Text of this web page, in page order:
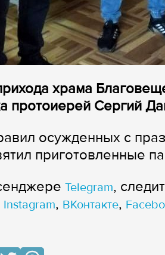
храма
протоиерей Сергий
осужденных с
приготовленные
Telegram,
Instagram, ВКонтакте,